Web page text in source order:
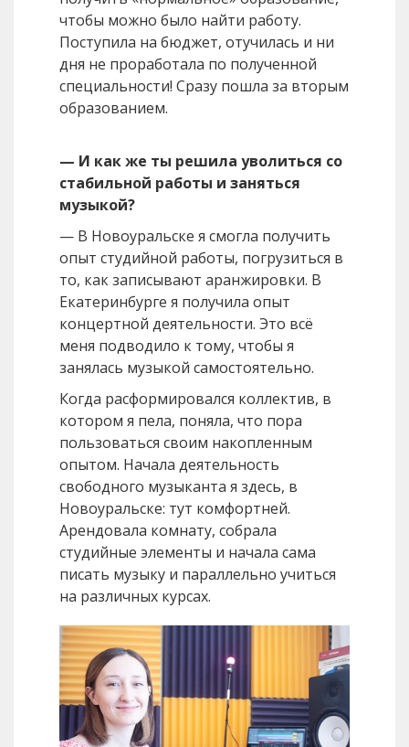
чтобы можно было найти работу.
Поступила на бюджет, отучилась и ни
дня не проработала по полученной
специальности! Сразу пошла за вторым
образованием.
— И как же ты решила уволиться со
стабильной работы и заняться
музыкой?
— В Новоуральске я смогла получить
опыт студийной работы, погрузиться в
то, как записывают аранжировки. В
Екатеринбурге я получила опыт
концертной деятельности. Это всё
меня подводило к тому, чтобы я
занялась музыкой самостоятельно.
Когда расформировался коллектив, в
котором я пела, поняла, что пора
пользоваться своим накопленным
опытом. Начала деятельность
свободного музыканта я здесь, в
Новоуральске: тут комфортней.
Арендовала комнату, собрала
студийные элементы и начала сама
писать музыку и параллельно учиться
на различных курсах.